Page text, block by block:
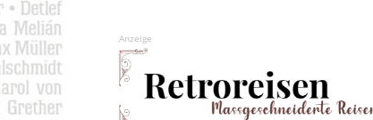
Anzeige